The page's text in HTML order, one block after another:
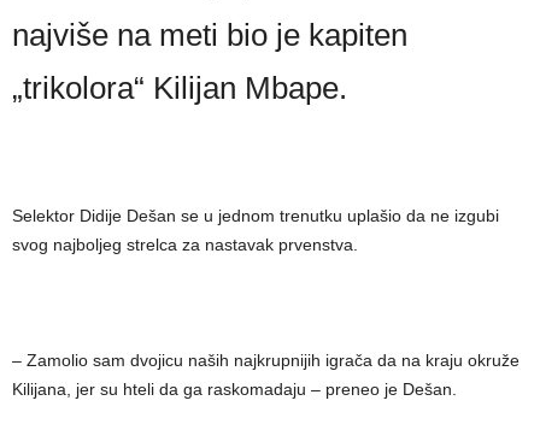
najviše na meti bio je kapiten
„trikolora“ Kilijan Mbape.
Selektor Didije Dešan se u jednom trenutku uplašio da ne izgubi
svog najboljeg strelca za nastavak prvenstva.
– Zamolio sam dvojicu naših najkrupnijih igrača da na kraju okruže
Kilijana, jer su hteli da ga raskomadaju – preneo je Dešan.